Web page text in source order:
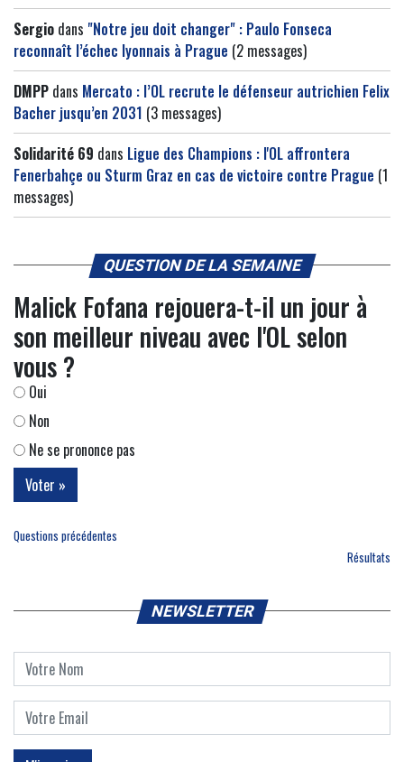
Sergio dans "Notre jeu doit changer" : Paulo Fonseca
reconnaît l’échec lyonnais à Prague (2 messages)
DMPP dans Mercato : l’OL recrute le défenseur autrichien Felix
Bacher jusqu’en 2031 (3 messages)
Solidarité 69 dans Ligue des Champions : l'OL affrontera
Fenerbahçe ou Sturm Graz en cas de victoire contre Prague (1
messages)
QUESTION DE LA SEMAINE
Malick Fofana rejouera-t-il un jour à
son meilleur niveau avec l'OL selon
vous ?
Oui
Non
Ne se prononce pas
Questions précédentes
Résultats
NEWSLETTER